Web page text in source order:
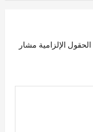
الحقول الإلزامية مشار